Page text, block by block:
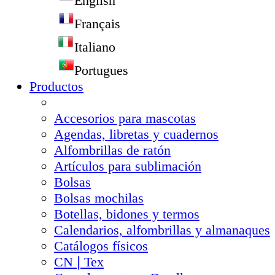
Français
Italiano
Portugues
Productos
Accesorios para mascotas
Agendas, libretas y cuadernos
Alfombrillas de ratón
Artículos para sublimación
Bolsas
Bolsas mochilas
Botellas, bidones y termos
Calendarios, alfombrillas y almanaques
Catálogos físicos
CN❘Tex